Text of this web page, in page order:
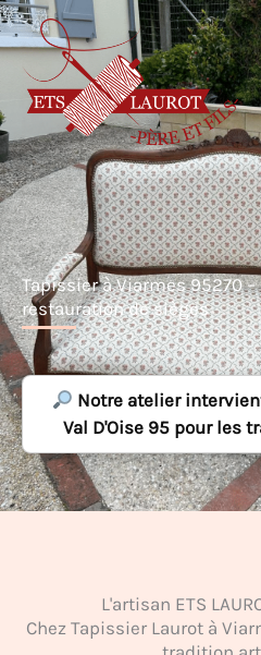
Aller
au
contenu
Tapissier à Viarmes 95270
restauration de sièges
Notre atelier
Val D'Oise 95 pour les
L'artisan ETS
Chez Tapissier Laurot à